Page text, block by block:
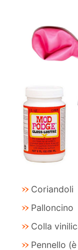
Coriandoli
Palloncino
Colla
Pennello